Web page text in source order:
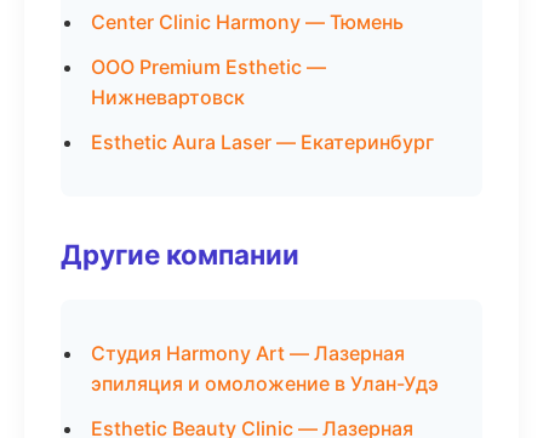
Center Clinic Harmony — Тюмень
ООО Premium Esthetic —
Нижневартовск
Esthetic Aura Laser — Екатеринбург
Другие компании
Студия Harmony Art — Лазерная
эпиляция и омоложение в Улан-Удэ
Esthetic Beauty Clinic — Лазерная